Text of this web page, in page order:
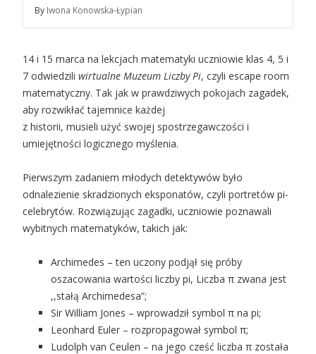
By Iwona Konowska-Łypian
14 i 15 marca na lekcjach matematyki uczniowie klas 4, 5 i
7 odwiedzili wirtualne Muzeum Liczby Pi, czyli escape room
matematyczny. Tak jak w prawdziwych pokojach zagadek,
aby rozwikłać tajemnice każdej
z historii, musieli użyć swojej spostrzegawczości i
umiejętności logicznego myślenia.
Pierwszym zadaniem młodych detektywów było
odnalezienie skradzionych eksponatów, czyli portretów pi-
celebrytów. Rozwiązując zagadki, uczniowie poznawali
wybitnych matematyków, takich jak:
Archimedes – ten uczony podjął się próby
oszacowania wartości liczby pi, Liczba π zwana jest
,,stałą Archimedesa”;
Sir William Jones – wprowadził symbol π na pi;
Leonhard Euler – rozpropagował symbol π;
Ludolph van Ceulen – na jego cześć liczba π została